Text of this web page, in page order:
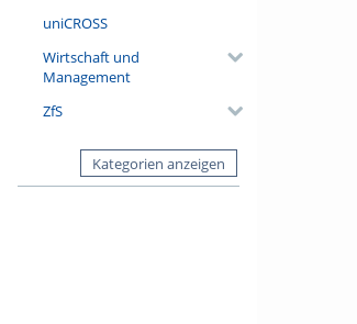
uniCROSS
Wirtschaft und
Management
ZfS
Kategorien anzeigen